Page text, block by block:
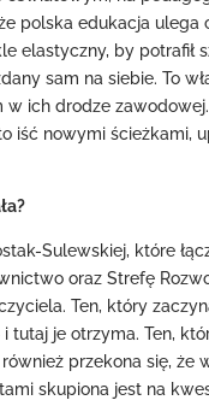
polska edukacja ulega
elastyczny, by potrafił
sam na siebie. To
ich drodze
iść nowymi ścieżkami,
Sulewskiej, które
oraz Strefę
Ten, który
tutaj je otrzyma. Ten,
przekona się, że
skupiona jest na